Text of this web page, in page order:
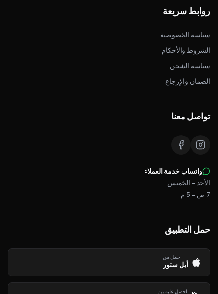
روابط سريعة
سياسة الخصوصية
الشروط والأحكام
سياسة الشحن
الضمان والإرجاع
تواصل معنا
واتساب خدمة العملاء
الأحد - الخميس
7 ص - 5 م
حمل التطبيق
حمل من
أبل ستور
احصل عليه من